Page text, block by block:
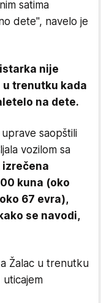
satima
dete", navelo je
nije
u trenutku kada
na dete.
saopštili
vozilom sa
izrečena
kuna (oko
67 evra),
se navodi,
Žalac u trenutku